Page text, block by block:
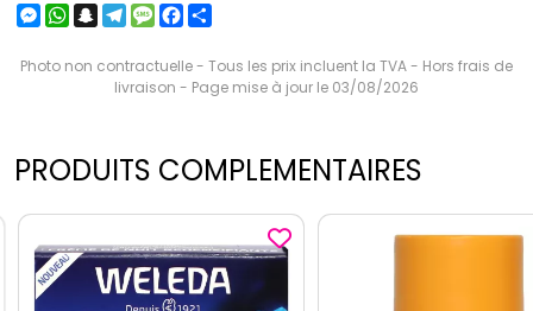
Messenger
WhatsApp
Snapchat
Telegram
MessageFacebook
Photo non contractuelle - Tous les prix incluent la TVA - Hors frais de
livraison - Page mise à jour le 03/08/2026
PRODUITS COMPLEMENTAIRES